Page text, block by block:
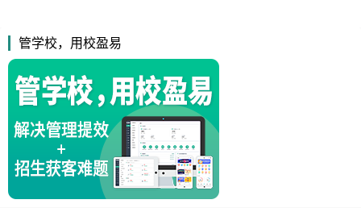
管学校，用校盈易